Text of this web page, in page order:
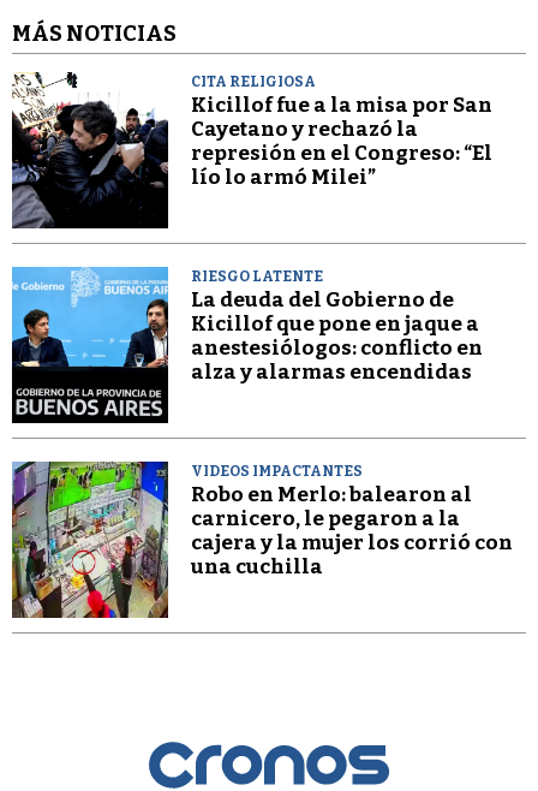
MÁS NOTICIAS
CITA RELIGIOSA
Kicillof fue a la misa por San
Cayetano y rechazó la
represión en el Congreso: “El
lío lo armó Milei”
RIESGO LATENTE
La deuda del Gobierno de
Kicillof que pone en jaque a
anestesiólogos: conflicto en
alza y alarmas encendidas
VIDEOS IMPACTANTES
Robo en Merlo: balearon al
carnicero, le pegaron a la
cajera y la mujer los corrió con
una cuchilla